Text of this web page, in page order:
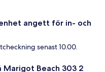
angett för in- och
senast 10.00.
Beach 303 2